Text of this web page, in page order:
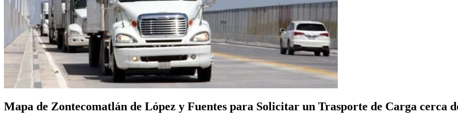
Mapa de Zontecomatlán de López y Fuentes para Solicitar un Trasporte de Carga cerca